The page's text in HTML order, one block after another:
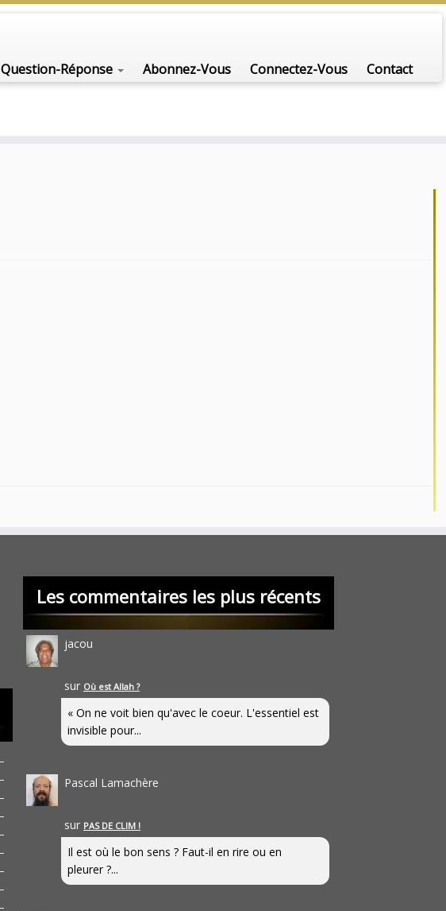
Question-Réponse Abonnez-Vous Connectez-Vous Contact
Les commentaires les plus récents
jacou
sur Où est Allah ?
« On ne voit bien qu'avec le coeur. L'essentiel est
invisible pour...
Pascal Lamachère
sur PAS DE CLIM !
Il est où le bon sens ? Faut-il en rire ou en
pleurer ?...